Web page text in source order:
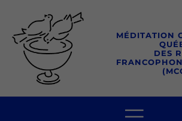
contenu
MÉDITATION
DES